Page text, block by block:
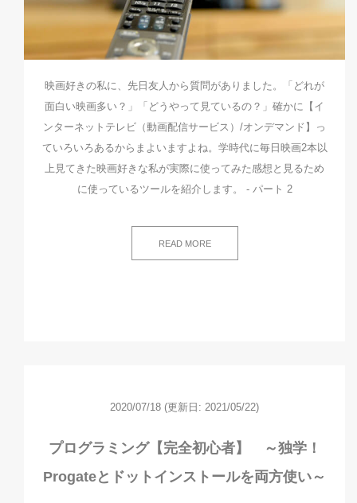
映画好きの私に、先日友人から質問がありました。「どれが
面白い映画多い？」「どうやって見ているの？」確かに【イ
ンターネットテレビ（動画配信サービス）/オンデマンド】っ
ていろいろあるからまよいますよね。学時代に毎日映画2本以
上見てきた映画好きな私が実際に使ってみた感想と見るため
に使っているツールを紹介します。 - パート 2
READ MORE
2020/07/18 (更新日: 2021/05/22)
プログラミング【完全初心者】 ～独学！
Progateとドットインストールを両方使い～